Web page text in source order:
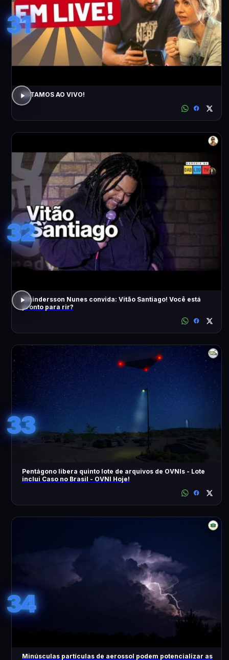
31
ESTAMOS AO VIVO!
32
Whindersson Nunes convida: Vitão Santiago! Você está
pronto para rir?
33
Pentágono libera quinto lote de arquivos de OVNIs - Lote
inclui Caso no Brasil - OVNI Hoje!
34
Minúsculas partículas de aerossol podem potencializar as